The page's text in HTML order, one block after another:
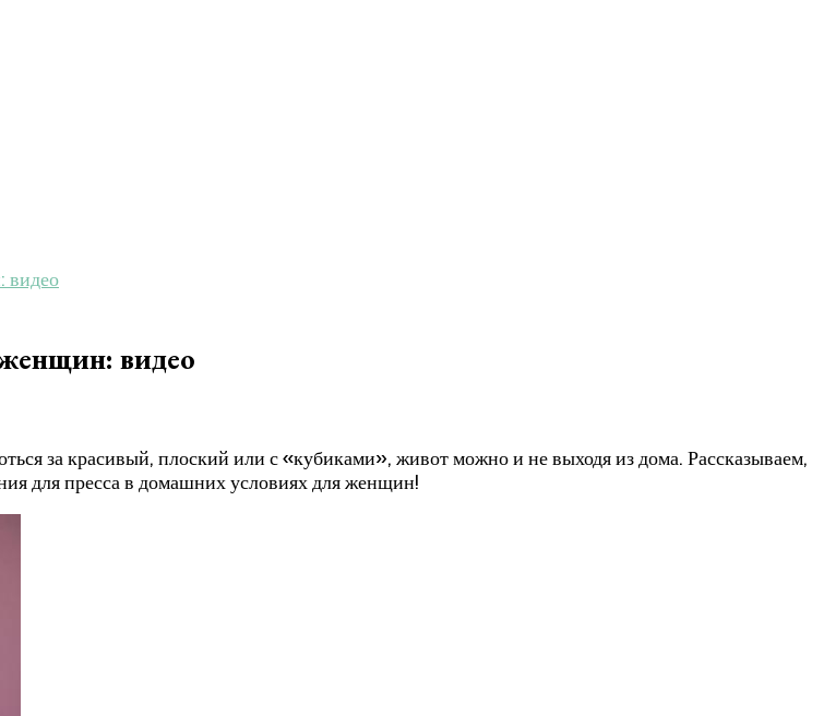
видео
видео
за красивый, плоский или с «кубиками», живот можно и не выходя из дома. Рассказываем,
для пресса в домашних условиях для женщин!